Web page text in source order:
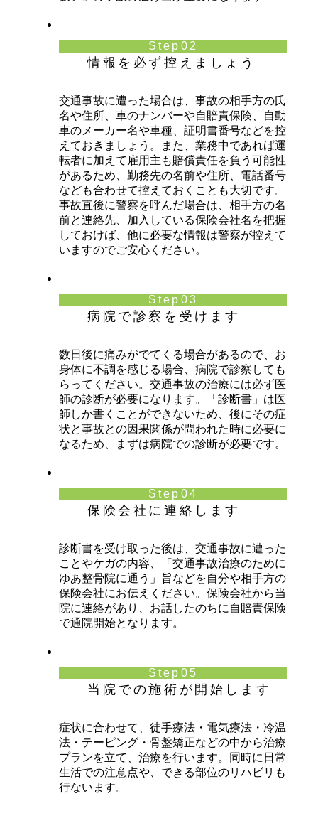
Step02
情報を必ず控えましょう
交通事故に遭った場合は、事故の相手方の氏
名や住所、車のナンバーや自賠責保険、自動
車のメーカー名や車種、証明書番号などを控
えておきましょう。また、業務中であれば運
転者に加えて雇用主も賠償責任を負う可能性
があるため、勤務先の名前や住所、電話番号
なども合わせて控えておくことも大切です。
事故直後に警察を呼んだ場合は、相手方の名
前と連絡先、加入している保険会社名を把握
しておけば、他に必要な情報は警察が控えて
いますのでご安心ください。
Step03
病院で診察を受けます
数日後に痛みがでてくる場合があるので、お
身体に不調を感じる場合、病院で診察しても
らってください。交通事故の治療には必ず医
師の診断が必要になります。「診断書」は医
師しか書くことができないため、後にその症
状と事故との因果関係が問われた時に必要に
なるため、まずは病院での診断が必要です。
Step04
保険会社に連絡します
診断書を受け取った後は、交通事故に遭った
ことやケガの内容、「交通事故治療のために
ゆあ整骨院に通う」旨などを自分や相手方の
保険会社にお伝えください。保険会社から当
院に連絡があり、お話したのちに自賠責保険
で通院開始となります。
Step05
当院での施術が開始します
症状に合わせて、徒手療法・電気療法・冷温
法・テーピング・骨盤矯正などの中から治療
プランを立て、治療を行います。同時に日常
生活での注意点や、できる部位のリハビリも
行ないます。